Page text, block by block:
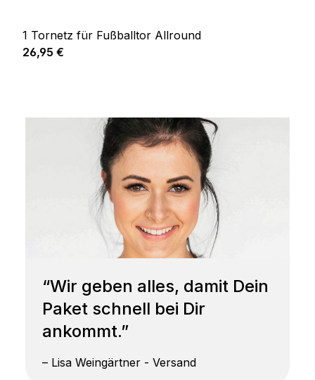
1 Tornetz für Fußballtor Allround
Prix régulier :
26,95 €
“Wir geben alles, damit Dein
Paket schnell bei Dir
ankommt.”
– Lisa Weingärtner - Versand